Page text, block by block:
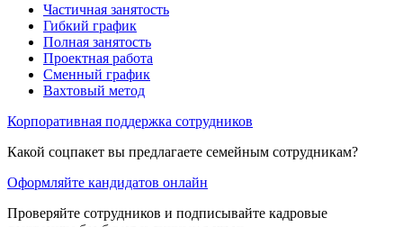
Частичная занятость
Гибкий график
Полная занятость
Проектная работа
Сменный график
Вахтовый метод
Корпоративная поддержка сотрудников
Какой соцпакет вы предлагаете семейным сотрудникам?
Оформляйте кандидатов онлайн
Проверяйте сотрудников и подписывайте кадровые